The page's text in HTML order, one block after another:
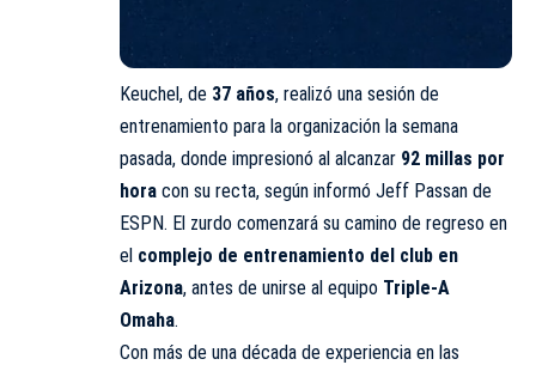
Keuchel, de 37 años, realizó una sesión de
entrenamiento para la organización la semana
pasada, donde impresionó al alcanzar 92 millas por
hora con su recta, según informó Jeff Passan de
ESPN. El zurdo comenzará su camino de regreso en
el complejo de entrenamiento del club en
Arizona, antes de unirse al equipo Triple-A
Omaha.
Con más de una década de experiencia en las